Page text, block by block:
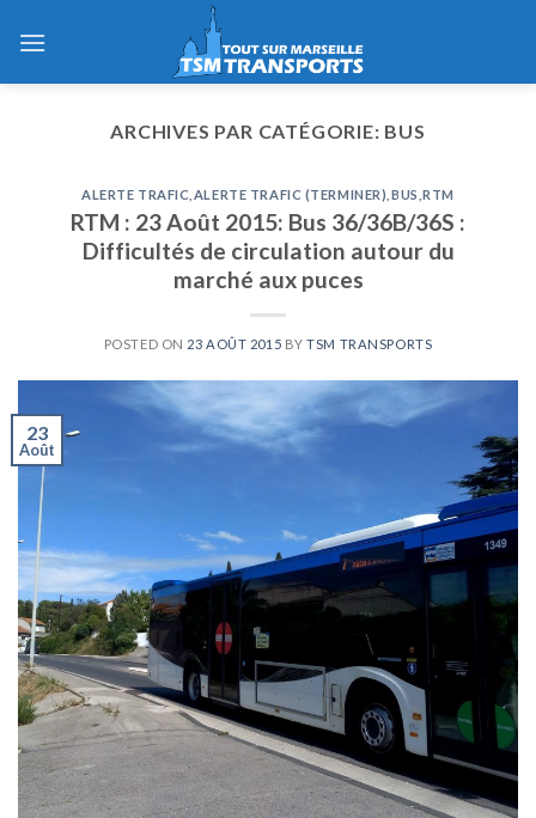
ARCHIVES PAR CATÉGORIE: BUS
ALERTE TRAFIC ALERTE TRAFIC (TERMINER) BUS ,RTM
RTM : 23 Août 2015: Bus 36/36B/36S :
Difficultés de circulation autour du
marché aux puces
POSTED ON 23 AOÛT 2015 BYTSM TRANSPORTS
23
Août